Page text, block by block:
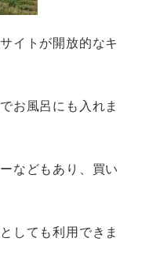
イトが開放的なキ
お風呂にも入れま
などもあり、買い
しても利用できま